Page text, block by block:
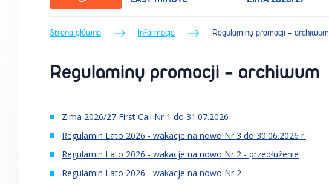
Strona główna Informacje Regulaminy promocji - archiwum
Regulaminy promocji - archiwum
Zima 2026/27 First Call Nr 1 do 31.07.2026
Regulamin Lato 2026 - wakacje na nowo Nr 3 do 30.06.2026 r.
Regulamin Lato 2026 - wakacje na nowo Nr 2 - przedłużenie
Regulamin Lato 2026 - wakacje na nowo Nr 2